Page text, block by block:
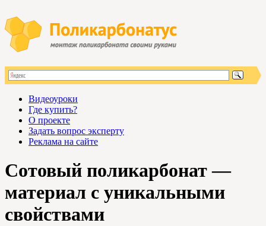
Видеоуроки
Где купить?
О проекте
Задать вопрос эксперту
Реклама на сайте
Сотовый поликарбонат —
материал с уникальными
свойствами